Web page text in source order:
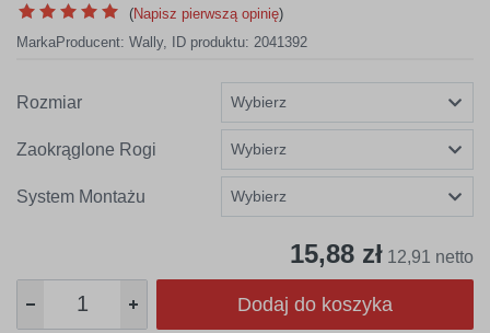
(Napisz pierwszą opinię)
MarkaProducent: Wally, ID produktu: 2041392
Rozmiar
Zaokrąglone Rogi
System Montażu
15,88 zł 12,91 netto
Dodaj do koszyka